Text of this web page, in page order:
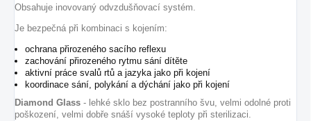
Obsahuje inovovaný odvzdušňovací systém.
Je bezpečná při kombinaci s kojením:
ochrana přirozeného sacího reflexu
zachování přirozeného rytmu sání dítěte
aktivní práce svalů rtů a jazyka jako při kojení
koordinace sání, polykání a dýchání jako při kojení
Diamond Glass - lehké sklo bez postranního švu, velmi odolné proti
poškození, velmi dobře snáší vysoké teploty při sterilizaci.